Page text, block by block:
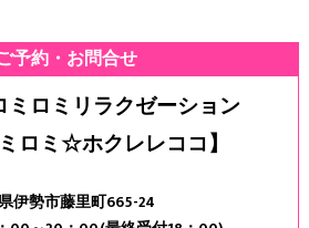
予約・お問合せ
ロミリラクゼーション
ロミ☆ホクレレココ】
伊勢市藤里町665-24